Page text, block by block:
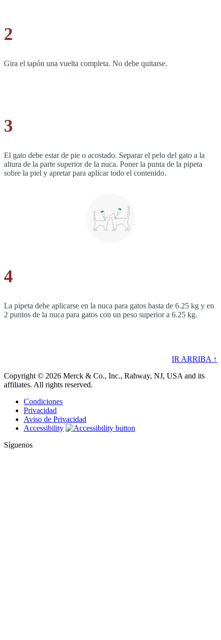
2
Gira el tapón una vuelta completa. No debe quitarse.
3
El gato debe estar de pie o acostado. Separar el pelo del gato a la
altura de la parte superior de la nuca. Poner la punta de la pipeta
sobre la piel y apretar para aplicar todo el contenido.
4
La pipeta debe aplicarse en la nuca para gatos hasta de 6.25 kg y en
2 puntos de la nuca para gatos con un peso superior a 6.25 kg.
IR ARRIBA ↑
Copyright © 2026 Merck & Co., Inc., Rahway, NJ, USA and its
affiliates. All rights reserved.
Condiciones
Privacidad
Aviso de Privacidad
Accessibility
Síguenos